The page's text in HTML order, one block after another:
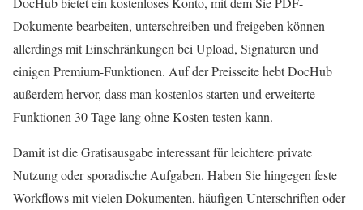
Dokumente bearbeiten, unterschreiben und freigeben können –
allerdings mit Einschränkungen bei Upload, Signaturen und
einigen Premium-Funktionen. Auf der Preisseite hebt DocHub
außerdem hervor, dass man kostenlos starten und erweiterte
Funktionen 30 Tage lang ohne Kosten testen kann.
Damit ist die Gratisausgabe interessant für leichtere private
Nutzung oder sporadische Aufgaben. Haben Sie hingegen feste
Workflows mit vielen Dokumenten, häufigen Unterschriften oder